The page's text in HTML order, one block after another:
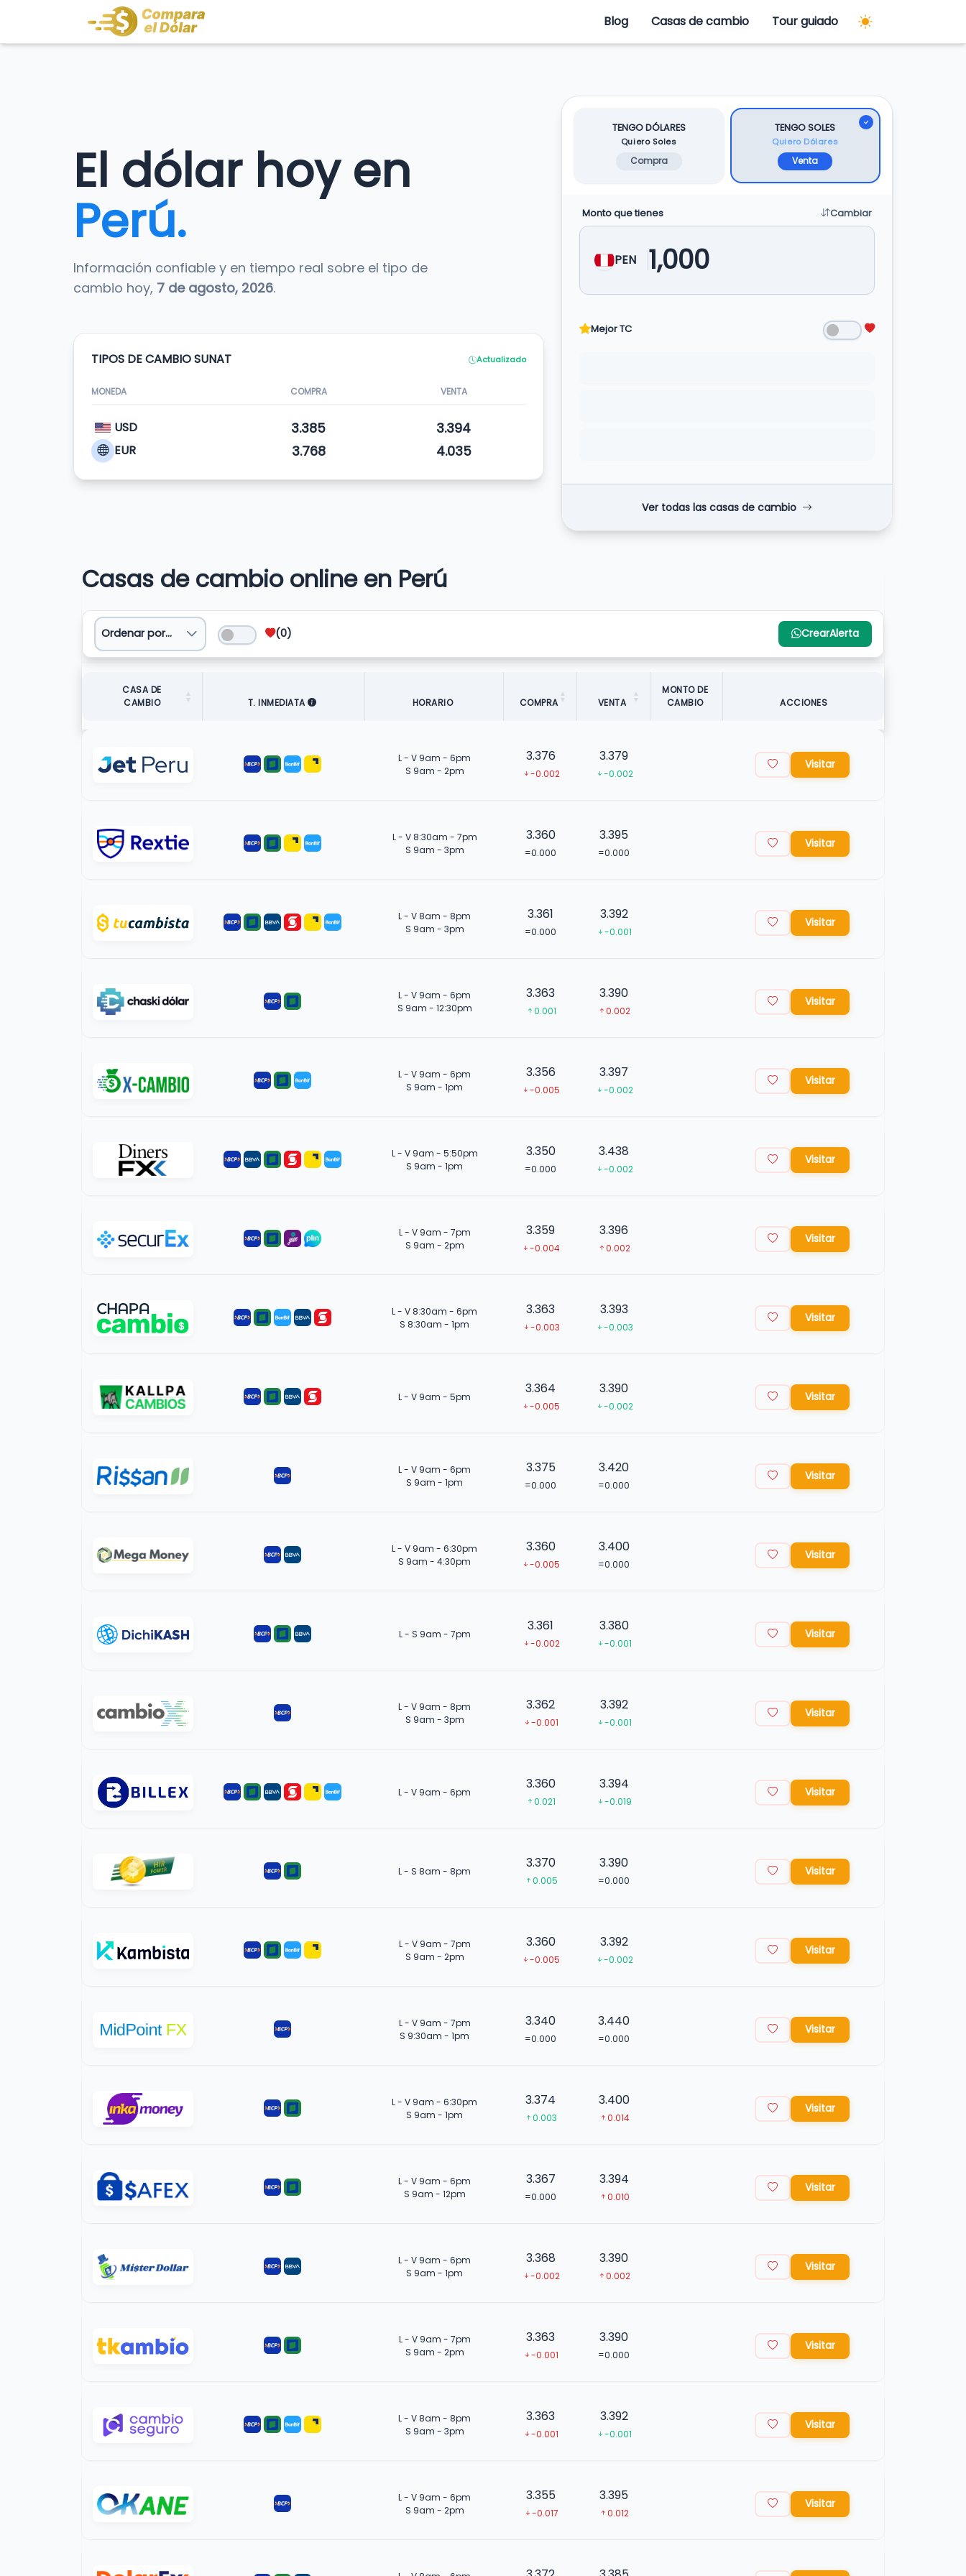
Blog Casas de cambio Tour guiado
El dólar hoy en
Perú.
Información confiable y en tiempo real sobre el tipo de
cambio hoy, 7 de agosto, 2026.
TIPOS DE CAMBIO SUNAT Actualizado
MONEDA COMPRA VENTA
USD 3.385 3.394
EUR 3.768 4.035
TENGO DÓLARES
Quiero Soles
Compra
TENGO SOLES
Quiero Dólares
Venta
Monto que tienes Cambiar
PEN
Mejor TC
Ver todas las casas de cambio
Casas de cambio online en Perú
(0) CrearAlerta
CASA DE
CAMBIO
T. INMEDIATA HORARIO COMPRA VENTA
MONTO DE
CAMBIO
ACCIONES
L - V 9am - 6pm
S 9am - 2pm
3.376
-0.002
3.379
-0.002
Visitar
L - V 8:30am - 7pm
S 9am - 3pm
3.360
=0.000
3.395
=0.000
Visitar
L - V 8am - 8pm
S 9am - 3pm
3.361
=0.000
3.392
-0.001
Visitar
L - V 9am - 6pm
S 9am - 12:30pm
3.363
0.001
3.390
0.002
Visitar
L - V 9am - 6pm
S 9am - 1pm
3.356
-0.005
3.397
-0.002
Visitar
L - V 9am - 5:50pm
S 9am - 1pm
3.350
=0.000
3.438
-0.002
Visitar
L - V 9am - 7pm
S 9am - 2pm
3.359
-0.004
3.396
0.002
Visitar
L - V 8:30am - 6pm
S 8:30am - 1pm
3.363
-0.003
3.393
-0.003
Visitar
L - V 9am - 5pm
3.364
-0.005
3.390
-0.002
Visitar
L - V 9am - 6pm
S 9am - 1pm
3.375
=0.000
3.420
=0.000
Visitar
L - V 9am - 6:30pm
S 9am - 4:30pm
3.360
-0.005
3.400
=0.000
Visitar
L - S 9am - 7pm
3.361
-0.002
3.380
-0.001
Visitar
L - V 9am - 8pm
S 9am - 3pm
3.362
-0.001
3.392
-0.001
Visitar
L - V 9am - 6pm
3.360
0.021
3.394
-0.019
Visitar
L - S 8am - 8pm
3.370
0.005
3.390
=0.000
Visitar
L - V 9am - 7pm
S 9am - 2pm
3.360
-0.005
3.392
-0.002
Visitar
L - V 9am - 7pm
S 9:30am - 1pm
3.340
=0.000
3.440
=0.000
Visitar
L - V 9am - 6:30pm
S 9am - 1pm
3.374
0.003
3.400
0.014
Visitar
L - V 9am - 6pm
S 9am - 12pm
3.367
=0.000
3.394
0.010
Visitar
L - V 9am - 6pm
S 9am - 1pm
3.368
-0.002
3.390
0.002
Visitar
L - V 9am - 7pm
S 9am - 2pm
3.363
-0.001
3.390
=0.000
Visitar
L - V 8am - 8pm
S 9am - 3pm
3.363
-0.001
3.392
-0.001
Visitar
L - V 9am - 6pm
S 9am - 2pm
3.355
-0.017
3.395
0.012
Visitar